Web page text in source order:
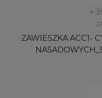
+
ZAWIESZKA ACC1-